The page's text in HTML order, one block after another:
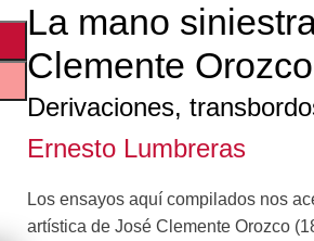
La mano
Clemente Orozco
Derivaciones,
Ernesto Lumbreras
Los ensayos aquí compilados nos
artística de José Clemente Orozco